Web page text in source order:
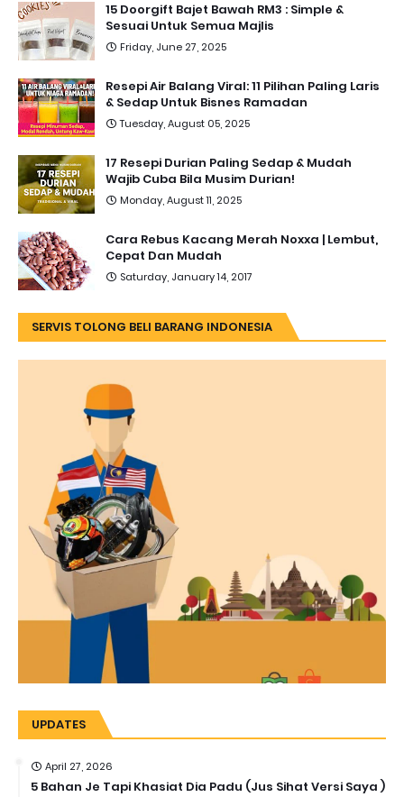
15 Doorgift Bajet Bawah RM3 : Simple &
Sesuai Untuk Semua Majlis
Friday, June 27, 2025
Resepi Air Balang Viral: 11 Pilihan Paling Laris
& Sedap Untuk Bisnes Ramadan
Tuesday, August 05, 2025
17 Resepi Durian Paling Sedap & Mudah
Wajib Cuba Bila Musim Durian!
Monday, August 11, 2025
Cara Rebus Kacang Merah Noxxa | Lembut,
Cepat Dan Mudah
Saturday, January 14, 2017
SERVIS TOLONG BELI BARANG INDONESIA
UPDATES
April 27, 2026
5 Bahan Je Tapi Khasiat Dia Padu (Jus Sihat Versi Saya )